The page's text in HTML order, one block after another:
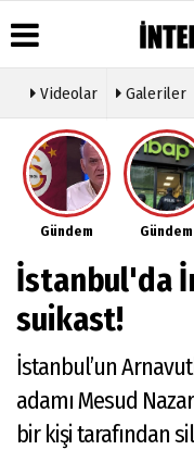
Üye Paneli
Haber
Arşivi
Gazete
Arşivi
Günün
Haberleri
Hava
Videolar Galeriler
Gündem Gündem
İstanbul'da
suikast!
İstanbul’un
adamı Mesud
bir kişi tarafından